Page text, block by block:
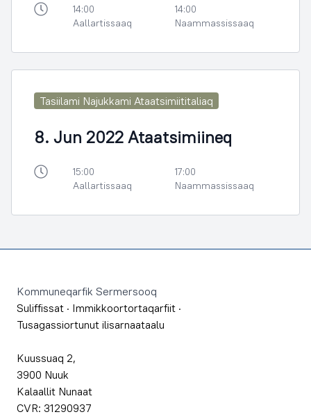
14:00
Aallartissaaq
14:00
Naammassissaaq
Tasiilami Najukkami Ataatsimiititaliaq
8. Jun 2022 Ataatsimiineq
15:00
Aallartissaaq
17:00
Naammassissaaq
Kommuneqarfik Sermersooq
Suliffissat · Immikkoortortaqarfiit ·
Tusagassiortunut ilisarnaataalu
Kuussuaq 2,
3900 Nuuk
Kalaallit Nunaat
CVR: 31290937